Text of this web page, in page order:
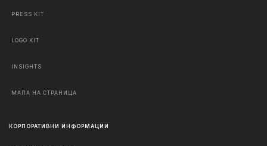
PRESS KIT
LOGO KIT
INSIGHTS
МАПА НА СТРАНИЦА
КОРПОРАТИВНИ ИНФОРМАЦИИ